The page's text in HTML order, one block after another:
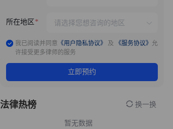
所在地区
我已阅读并同意 《用户隐私协议》 及 《服务协议》 允
许接受更多律师的服务
立即预约
法律热榜 换一换
暂无数据